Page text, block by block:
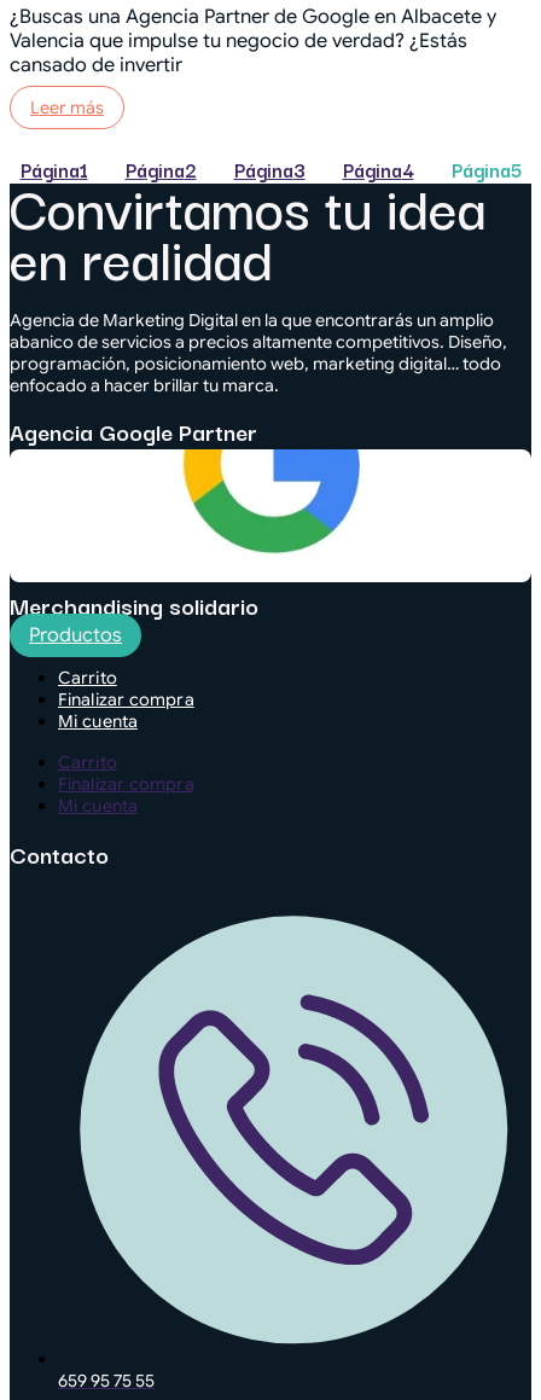
¿Buscas una Agencia Partner de Google en Albacete y
Valencia que impulse tu negocio de verdad? ¿Estás
cansado de invertir
Leer más
Página1 Página2 Página3 Página4 Página5
Convirtamos tu idea
en realidad
Agencia de Marketing Digital en la que encontrarás un amplio
abanico de servicios a precios altamente competitivos. Diseño,
programación, posicionamiento web, marketing digital… todo
enfocado a hacer brillar tu marca.
Agencia Google Partner
Merchandising solidario
Productos
Carrito
Finalizar compra
Mi cuenta
Carrito
Finalizar compra
Mi cuenta
Contacto
659 95 75 55